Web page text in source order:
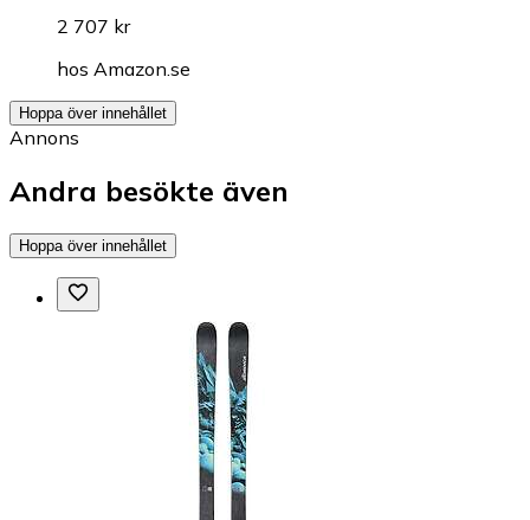
2 707 kr
hos Amazon.se
Hoppa över innehållet
Annons
Andra besökte även
Hoppa över innehållet